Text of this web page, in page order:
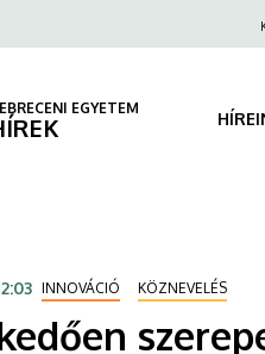
EGYETEM
INNOVÁCIÓ KÖZNEVELÉS